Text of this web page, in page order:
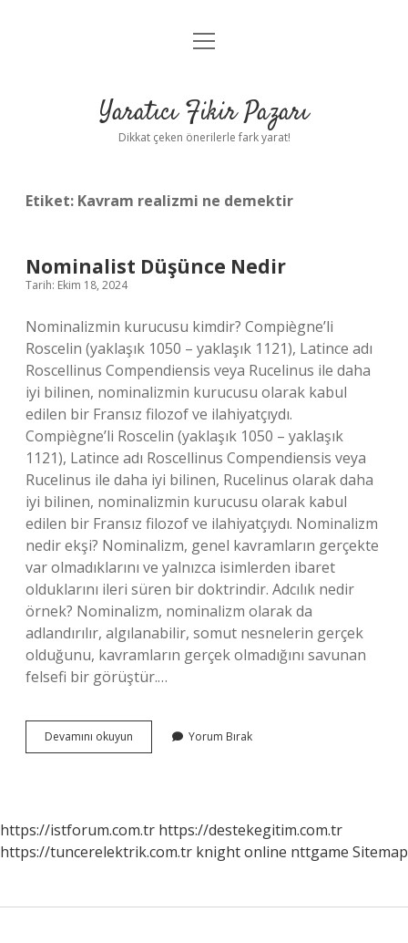
Anasayfa
Yasal Uyarı
menüyü
Yaratıcı Fikir Pazarı
Dikkat çeken önerilerle fark yarat!
Etiket: Kavram realizmi ne demektir
Nominalist Düşünce Nedir
Tarih: Ekim 18, 2024
Nominalizmin kurucusu kimdir? Compiègne’li
Roscelin (yaklaşık 1050 – yaklaşık 1121), Latince adı
Roscellinus Compendiensis veya Rucelinus ile daha
iyi bilinen, nominalizmin kurucusu olarak kabul
edilen bir Fransız filozof ve ilahiyatçıydı.
Compiègne’li Roscelin (yaklaşık 1050 – yaklaşık
1121), Latince adı Roscellinus Compendiensis veya
Rucelinus ile daha iyi bilinen, Rucelinus olarak daha
iyi bilinen, nominalizmin kurucusu olarak kabul
edilen bir Fransız filozof ve ilahiyatçıydı. Nominalizm
nedir ekşi? Nominalizm, genel kavramların gerçekte
var olmadıklarını ve yalnızca isimlerden ibaret
olduklarını ileri süren bir doktrindir. Adcılık nedir
örnek? Nominalizm, nominalizm olarak da
adlandırılır, algılanabilir, somut nesnelerin gerçek
olduğunu, kavramların gerçek olmadığını savunan
felsefi bir görüştür.…
Devamını okuyun Nominalist
Düşünce
Yorum Bırak
https://istforum.com.tr https://destekegitim.com.tr
https://tuncerelektrik.com.tr knight online nttgame Sitemap